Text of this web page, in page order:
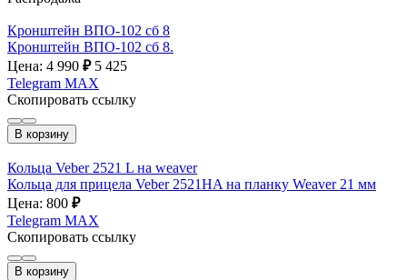
Кронштейн ВПО-102 сб 8
Кронштейн ВПО-102 сб 8.
Цена: 4 990 ₽ 5 425
Telegram MAX
Скопировать ссылку
В корзину
Кольца Veber 2521 L на weaver
Кольца для прицела Veber 2521HA на планку Weaver 21 мм
Цена: 800 ₽
Telegram MAX
Скопировать ссылку
В корзину